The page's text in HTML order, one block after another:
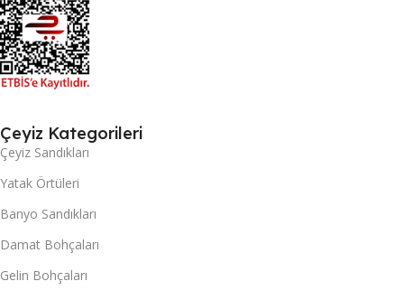
Çeyiz Kategorileri
Çeyiz Sandıkları
Yatak Örtüleri
Banyo Sandıkları
Damat Bohçaları
Gelin Bohçaları